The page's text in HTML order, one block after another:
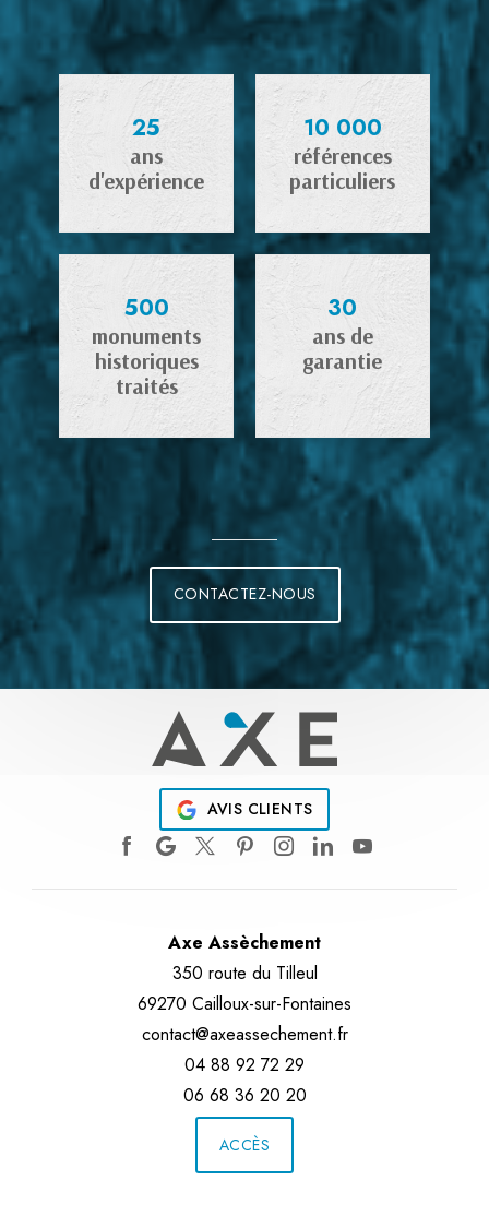
25
ans
d'expérience
10 000
références
particuliers
500
monuments
historiques
traités
30
ans de
garantie
CONTACTEZ-NOUS
AVIS CLIENTS
Axe Assèchement
350 route du Tilleul
69270 Cailloux-sur-Fontaines
contact@axeassechement.fr
04 88 92 72 29
06 68 36 20 20
ACCÈS